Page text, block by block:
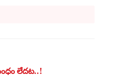
లేదట..!